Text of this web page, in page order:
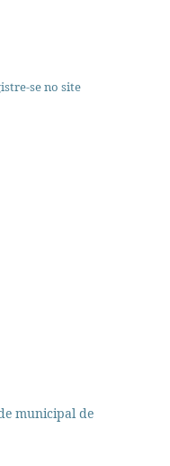
se no site
municipal de